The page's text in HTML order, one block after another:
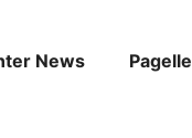
News Pagelle